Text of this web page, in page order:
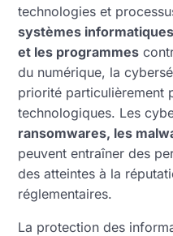
technologies et
systèmes
et les programmes
du numérique, la
priorité particulièrement
technologiques. Les
ransomwares, les
peuvent entraîner des
des atteintes à la
réglementaires.
La protection des